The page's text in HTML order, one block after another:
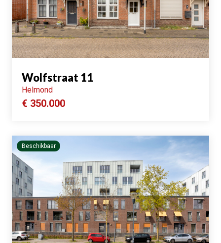
Wolfstraat 11
Helmond
€ 350.000
Beschikbaar